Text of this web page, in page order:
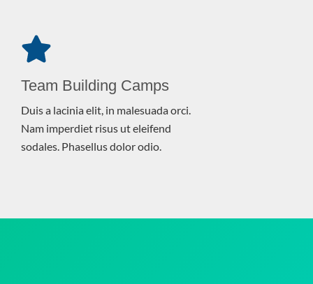
Team Building Camps
Duis a lacinia elit, in malesuada orci.
Nam imperdiet risus ut eleifend
sodales. Phasellus dolor odio.